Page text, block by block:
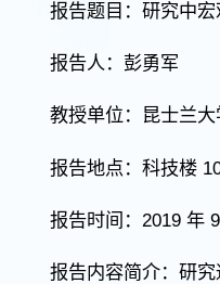
报告题目：研究中
报告人：彭勇军
教授单位：昆士兰大
报告地点：科技楼
报告时间： 2019 年9
报告内容简介：研